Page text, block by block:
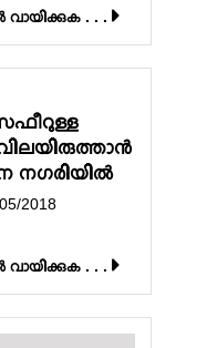
. . .
നഗരിയിൽ
2018
. . .